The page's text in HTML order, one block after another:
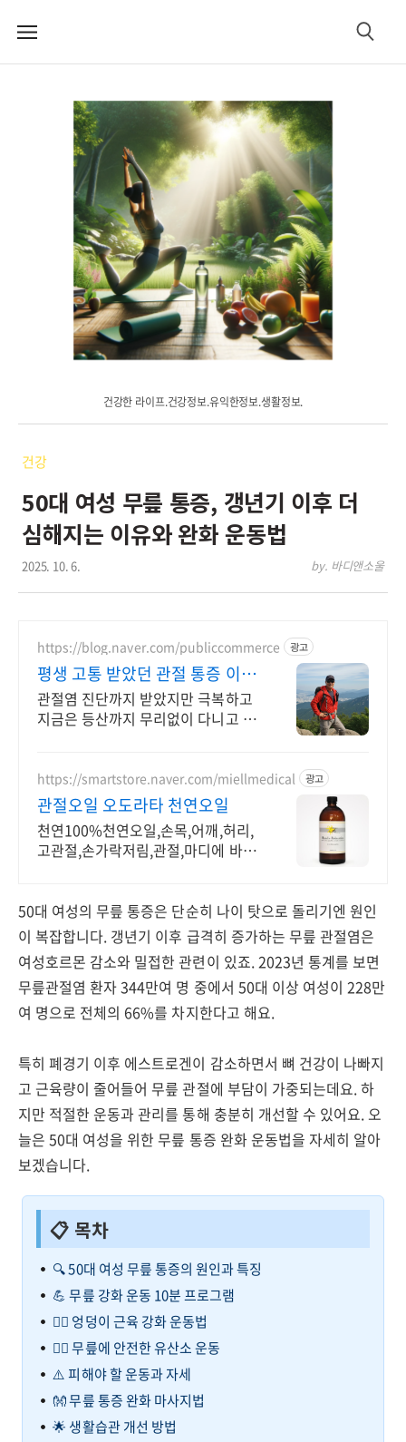
메
검
건강한 라이프.건강정보.유익한정보.생활정보.
건강
50대 여성 무릎 통증, 갱년기 이후 더
심해지는 이유와 완화 운동법
2025. 10. 6. by. 바디앤소울
https://blog.naver.com/publiccommerce 광고
평생 고통 받았던 관절 통증 이제
는 극복했습니다.
관절염 진단까지 받았지만 극복하고
지금은 등산까지 무리없이 다니고 있
https://smartstore.naver.com/miellmedical 광고
관절오일 오도라타 천연오일
천연100%천연오일,손목,어깨,허리,
고관절,손가락저림,관절,마디에 바르
50대 여성의 무릎 통증은 단순히 나이 탓으로 돌리기엔 원인
이 복잡합니다. 갱년기 이후 급격히 증가하는 무릎 관절염은
여성호르몬 감소와 밀접한 관련이 있죠. 2023년 통계를 보면
무릎관절염 환자 344만여 명 중에서 50대 이상 여성이 228만
여 명으로 전체의 66%를 차지한다고 해요.
특히 폐경기 이후 에스트로겐이 감소하면서 뼈 건강이 나빠지
고 근육량이 줄어들어 무릎 관절에 부담이 가중되는데요. 하
지만 적절한 운동과 관리를 통해 충분히 개선할 수 있어요. 오
늘은 50대 여성을 위한 무릎 통증 완화 운동법을 자세히 알아
보겠습니다.
📋 목차
🔍 50대 여성 무릎 통증의 원인과 특징
💪 무릎 강화 운동 10분 프로그램
🏃‍♀️ 엉덩이 근육 강화 운동법
🚴‍♀️ 무릎에 안전한 유산소 운동
⚠️ 피해야 할 운동과 자세
👐 무릎 통증 완화 마사지법
🌟 생활습관 개선 방법